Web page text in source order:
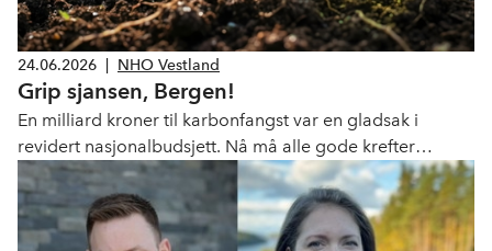
24.06.2026 NHO Vestland
Grip sjansen, Bergen!
En milliard kroner til karbonfangst var en gladsak i
revidert nasjonalbudsjett. Nå må alle gode krefter
kjempe for å få pengene til utslippskutt i Rådalen.